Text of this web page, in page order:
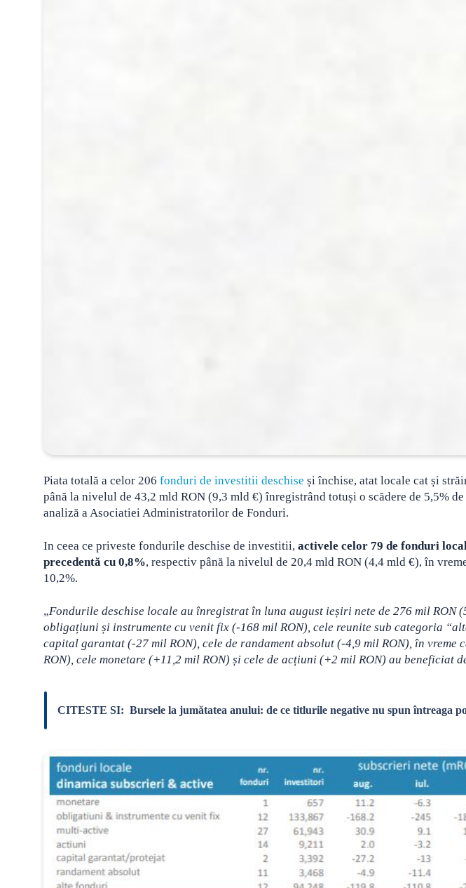
Piata totală a celor 206 fonduri de investitii deschise și închise, atat locale cat și
până la nivelul de 43,2 mld RON (9,3 mld €) înregistrând totuși o scădere de 5,5%
analiză a Asociatiei Administratorilor de Fonduri.
In ceea ce priveste fondurile deschise de investitii, activele celor 79 de fonduri
precedentă cu 0,8%, respectiv până la nivelul de 20,4 mld RON (4,4 mld €), în
10,2%.
„Fondurile deschise locale au înregistrat în luna august ieșiri nete de 276 mil RON
obligațiuni și instrumente cu venit fix (-168 mil RON), cele reunite sub categoria
capital garantat (-27 mil RON), cele de randament absolut (-4,9 mil RON), în
RON), cele monetare (+11,2 mil RON) și cele de acțiuni (+2 mil RON) au beneficiat
CITESTE SI: Bursele la jumătatea anului: de ce titlurile negative nu spun întreaga